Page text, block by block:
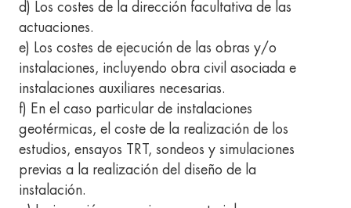
d) Los costes de la dirección facultativa de las
actuaciones.
e) Los costes de ejecución de las obras y/o
instalaciones, incluyendo obra civil asociada e
instalaciones auxiliares necesarias.
f) En el caso particular de instalaciones
geotérmicas, el coste de la realización de los
estudios, ensayos TRT, sondeos y simulaciones
previas a la realización del diseño de la
instalación.